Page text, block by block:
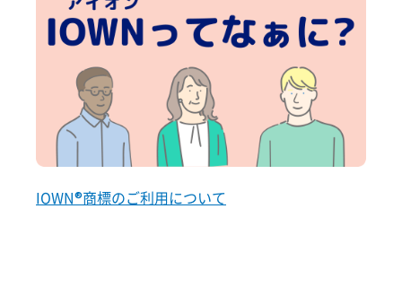
IOWN®商標のご利用について